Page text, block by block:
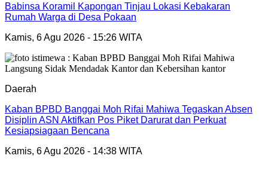
Babinsa Koramil Kapongan Tinjau Lokasi Kebakaran
Rumah Warga di Desa Pokaan
Kamis, 6 Agu 2026 - 15:26 WITA
Daerah
Kaban BPBD Banggai Moh Rifai Mahiwa Tegaskan Absen
Disiplin ASN Aktifkan Pos Piket Darurat dan Perkuat
Kesiapsiagaan Bencana
Kamis, 6 Agu 2026 - 14:38 WITA